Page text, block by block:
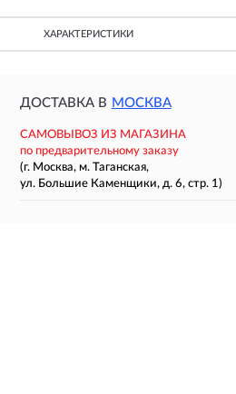
ХАРАКТЕРИСТИКИ
ДОСТАВКА В МОСКВА
САМОВЫВОЗ ИЗ МАГАЗИНА
по предварительному заказу
(г. Москва, м. Таганская,
ул. Большие Каменщики, д. 6, стр. 1)